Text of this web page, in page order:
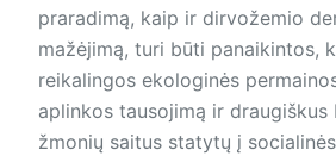
praradimą, kaip ir dirvožemio
mažėjimą, turi būti panaikintos,
reikalingos ekologinės
aplinkos tausojimą ir draugiškus
žmonių saitus statytų į